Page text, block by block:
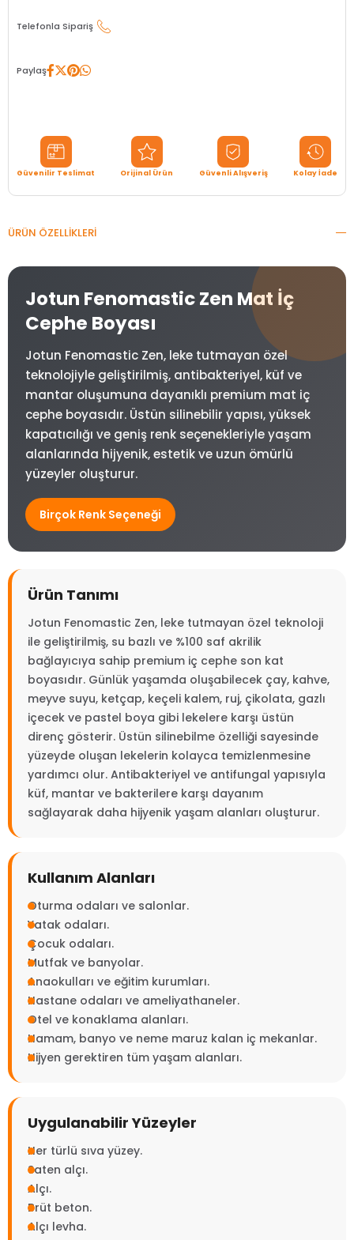
Telefonla Sipariş
Paylaş
Güvenilir Teslimat Orijinal Ürün Güvenli Alışveriş Kolay İade
ÜRÜN ÖZELLIKLERI
Jotun Fenomastic Zen Mat İç
Cephe Boyası
Jotun Fenomastic Zen, leke tutmayan özel
teknolojiyle geliştirilmiş, antibakteriyel, küf ve
mantar oluşumuna dayanıklı premium mat iç
cephe boyasıdır. Üstün silinebilir yapısı, yüksek
kapatıcılığı ve geniş renk seçenekleriyle yaşam
alanlarında hijyenik, estetik ve uzun ömürlü
yüzeyler oluşturur.
Birçok Renk Seçeneği
Ürün Tanımı
Jotun Fenomastic Zen, leke tutmayan özel teknoloji
ile geliştirilmiş, su bazlı ve %100 saf akrilik
bağlayıcıya sahip premium iç cephe son kat
boyasıdır. Günlük yaşamda oluşabilecek çay, kahve,
meyve suyu, ketçap, keçeli kalem, ruj, çikolata, gazlı
içecek ve pastel boya gibi lekelere karşı üstün
direnç gösterir. Üstün silinebilme özelliği sayesinde
yüzeyde oluşan lekelerin kolayca temizlenmesine
yardımcı olur. Antibakteriyel ve antifungal yapısıyla
küf, mantar ve bakterilere karşı dayanım
sağlayarak daha hijyenik yaşam alanları oluşturur.
Kullanım Alanları
Oturma odaları ve salonlar.
Yatak odaları.
Çocuk odaları.
Mutfak ve banyolar.
Anaokulları ve eğitim kurumları.
Hastane odaları ve ameliyathaneler.
Otel ve konaklama alanları.
Hamam, banyo ve neme maruz kalan iç mekanlar.
Hijyen gerektiren tüm yaşam alanları.
Uygulanabilir Yüzeyler
Her türlü sıva yüzey.
Saten alçı.
Alçı.
Brüt beton.
Alçı levha.